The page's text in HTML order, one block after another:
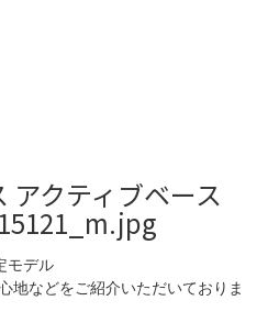
アクティブベース
モデル
地などをご紹介いただいておりま